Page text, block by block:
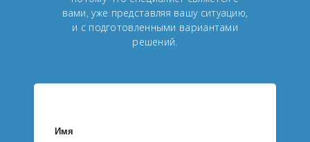
вами, уже представляя вашу ситуацию,
и с подготовленными вариантами
решений.
Имя